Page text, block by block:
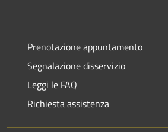
Prenotazione appuntamento
Segnalazione disservizio
Leggi le FAQ
Richiesta assistenza